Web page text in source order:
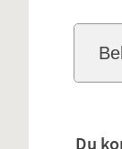
Du